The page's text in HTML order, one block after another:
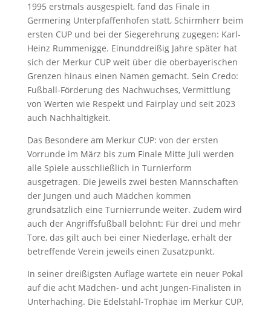
1995 erstmals ausgespielt, fand das Finale in
Germering Unterpfaffenhofen statt, Schirmherr beim
ersten CUP und bei der Siegerehrung zugegen: Karl-
Heinz Rummenigge. Einunddreißig Jahre später hat
sich der Merkur CUP weit über die oberbayerischen
Grenzen hinaus einen Namen gemacht. Sein Credo:
Fußball-Förderung des Nachwuchses, Vermittlung
von Werten wie Respekt und Fairplay und seit 2023
auch Nachhaltigkeit.
Das Besondere am Merkur CUP: von der ersten
Vorrunde im März bis zum Finale Mitte Juli werden
alle Spiele ausschließlich in Turnierform
ausgetragen. Die jeweils zwei besten Mannschaften
der Jungen und auch Mädchen kommen
grundsätzlich eine Turnierrunde weiter. Zudem wird
auch der Angriffsfußball belohnt: Für drei und mehr
Tore, das gilt auch bei einer Niederlage, erhält der
betreffende Verein jeweils einen Zusatzpunkt.
In seiner dreißigsten Auflage wartete ein neuer Pokal
auf die acht Mädchen- und acht Jungen-Finalisten in
Unterhaching. Die Edelstahl-Trophäe im Merkur CUP,